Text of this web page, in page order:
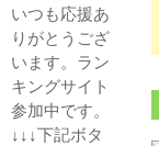
いつも応援あ
りがとうござ
います。ラン
キングサイト
参加中です。
↓↓↓下記ボタ